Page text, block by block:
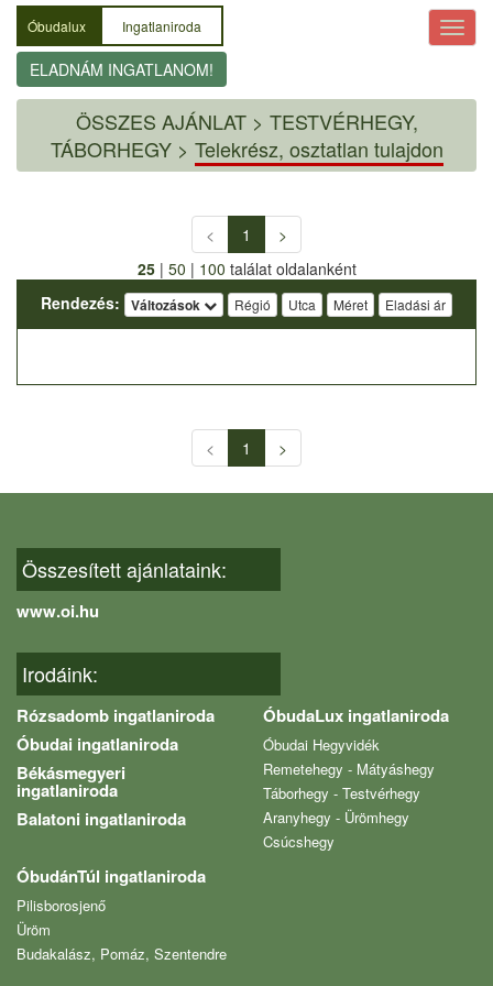
Óbudalux Ingatlaniroda
ELADNÁM INGATLANOM!
ÖSSZES AJÁNLAT> TESTVÉRHEGY,
TÁBORHEGY > Telekrész, osztatlan tulajdon
< 1
>
25| 50 | 100 találat oldalanként
Rendezés:
Változások Régió Utca Méret Eladási ár
< 1 >
Összesített ajánlataink:
www.oi.hu
Irodáink:
Rózsadomb ingatlaniroda
Óbudai ingatlaniroda
Békásmegyeri
ingatlaniroda
Balatoni ingatlaniroda
ÓbudaLux ingatlaniroda
Óbudai Hegyvidék
Remetehegy - Mátyáshegy
Táborhegy - Testvérhegy
Aranyhegy - Ürömhegy
Csúcshegy
ÓbudánTúl ingatlaniroda
Pilisborosjenő
Üröm
Budakalász, Pomáz, Szentendre